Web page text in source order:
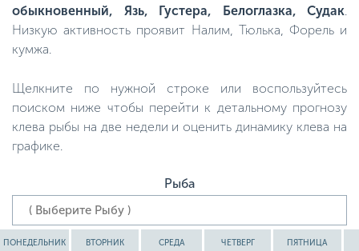
обыкновенный, Язь, Густера, Белоглазка, Судак.
Низкую активность проявит Налим, Тюлька, Форель и
кумжа.
Щелкните по нужной строке или воспользуйтесь
поиском ниже чтобы перейти к детальному прогнозу
клева рыбы на две недели и оценить динамику клева на
графике.
Рыба
ПОНЕДЕЛЬНИК ВТОРНИК СРЕДА ЧЕТВЕРГ ПЯТНИЦА